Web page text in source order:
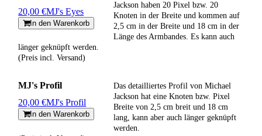
20,00 €MJ's Eyes
In den Warenkorb
Jackson haben 20 Pixel bzw. 20
Knoten in der Breite und kommen auf
2,5 cm in der Breite und 18 cm in der
Länge des Armbandes. Es kann auch
länger geknüpft werden.
(Preis incl. Versand)
MJ's Profil
20,00 €MJ's Profil
In den Warenkorb
Das detailliertes Profil von Michael
Jackson hat eine Knoten bzw. Pixel
Breite von 2,5 cm breit und 18 cm
lang, kann aber auch länger geknüpft
werden.